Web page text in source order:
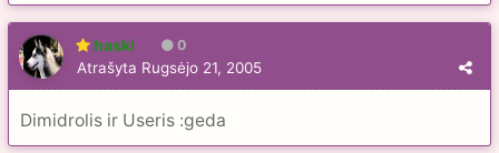
haski 0
Atrašyta Rugsėjo 21, 2005
Dimidrolis ir Useris :geda